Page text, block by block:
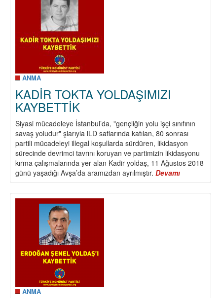
ANMA
KADİR TOKTA YOLDAŞIMIZI
KAYBETTİK
Siyasi mücadeleye İstanbul’da, "gençliğin yolu işçi sınıfının
savaş yoludur" şiarıyla iLD saflarında katılan, 80 sonrası
partili mücadeleyi illegal koşullarda sürdüren, likidasyon
sürecinde devrimci tavrını koruyan ve partimizin likidasyonu
kırma çalışmalarında yer alan Kadir yoldaş, 11 Ağustos 2018
günü yaşadığı Avşa’da aramızdan ayrılmıştır. Devamı
KADİR
TOKTA
ANMA